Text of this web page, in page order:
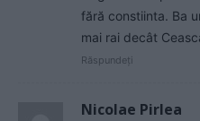
fără constiinta. Ba
mai rai decât
Răspundeți
Nicolae Pirlea